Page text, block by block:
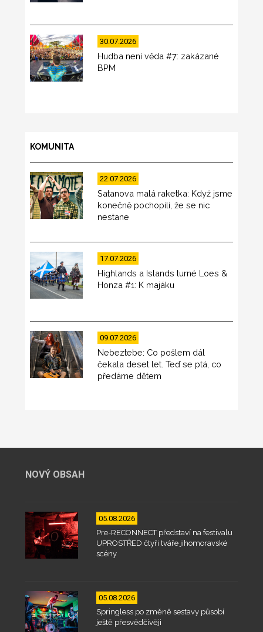
30.07.2026
Hudba není věda #7: zakázané
BPM
KOMUNITA
22.07.2026
Satanova malá raketka: Když jsme
konečně pochopili, že se nic
nestane
17.07.2026
Highlands a Islands turné Loes &
Honza #1: K majáku
09.07.2026
Nebeztebe: Co pošlem dál
čekala deset let. Teď se ptá, co
předáme dětem
NOVÝ OBSAH
05.08.2026
Pre-RECONNECT představí na festivalu
UPROSTŘED čtyři tváře jihomoravské
scény
05.08.2026
Springless po změně sestavy působí
ještě přesvědčivěji